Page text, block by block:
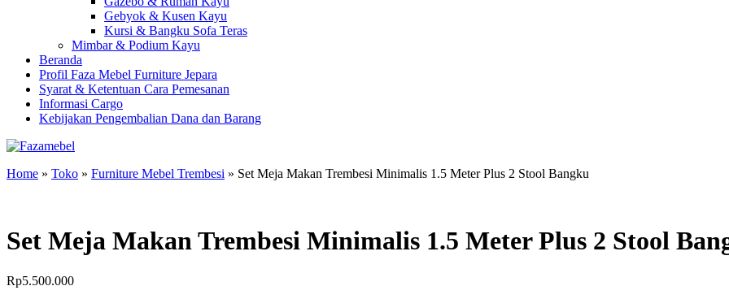
Gebyok & Kusen Kayu
Kursi & Bangku Sofa Teras
Mimbar & Podium Kayu
Beranda
Profil Faza Mebel Furniture Jepara
Syarat & Ketentuan Cara Pemesanan
Informasi Cargo
Kebijakan Pengembalian Dana dan Barang
Home » Toko » Furniture Mebel Trembesi » Set Meja Makan Trembesi Minimalis 1.5 Meter Plus 2 Stool Bangku
Set Meja Makan Trembesi Minimalis 1.5 Meter Plus 2 Stool
Rp5.500.000